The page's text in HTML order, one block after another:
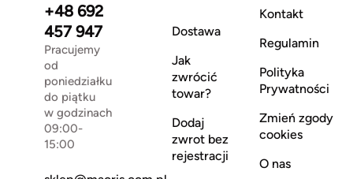
+48 692
457 947
Pracujemy
od
poniedziałku
do piątku
w godzinach
09:00-
15:00
Dostawa
Jak
zwrócić
towar?
Dodaj
zwrot bez
rejestracji
Kontakt
Regulamin
Polityka
Prywatności
Zmień zgody
cookies
O nas